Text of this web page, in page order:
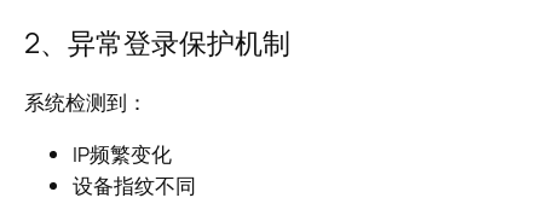
2、异常登录保护机制
系统检测到：
IP频繁变化
设备指纹不同